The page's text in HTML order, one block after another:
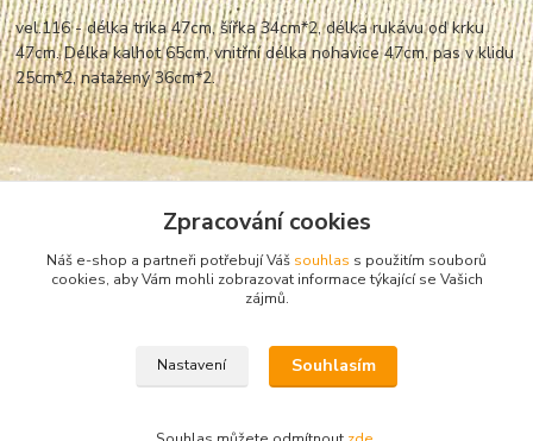
vel.116 - délka trika 47cm, šířka 34cm*2, délka rukávu od krku
47cm. Délka kalhot 65cm, vnitřní délka nohavice 47cm, pas v klidu
25cm*2,natažený 36cm*2.
Zboží zařazeno v kategoriích
Pyžama, noční košile
Zpracování cookies
Náš e-shop a partneři potřebují Váš souhlas s použitím souborů
cookies, aby Vám mohli zobrazovat informace týkající se Vašich
zájmů.
Nastavení Souhlasím